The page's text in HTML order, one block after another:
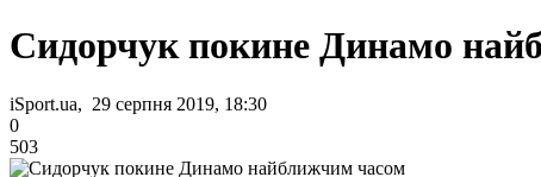
Сидорчук покине Динамо
iSport.ua, 29 серпня 2019, 18:30
0
503